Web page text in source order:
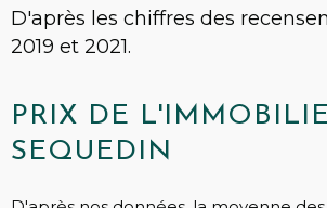
D'après les chiffres des
2019 et 2021.
PRIX DE
SEQUEDIN